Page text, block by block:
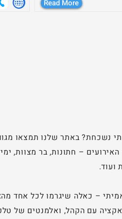
Read More
נשכחת? באתר שלנו תמצאו
– חתונות, בר מצוות,
ועוד.
– כאלה שיגרמו לכל אחד
עם הקהל, ואלמנטים של